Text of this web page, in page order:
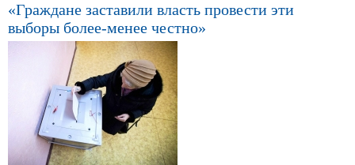
«Граждане заставили власть провести эти
выборы более-менее честно»